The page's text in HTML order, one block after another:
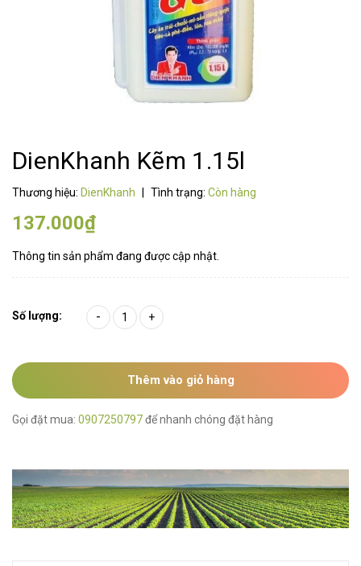
DienKhanh Kẽm 1.15l
Thương hiệu: DienKhanh | Tình trạng: Còn hàng
137.000₫
Thông tin sản phẩm đang được cập nhật.
Số lượng: - +
Thêm vào giỏ hàng
Gọi đặt mua: 0907250797để nhanh chóng đặt hàng